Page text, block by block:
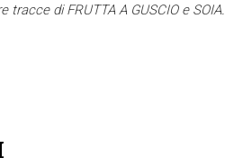
di FRUTTA A GUSCIO e SOIA.